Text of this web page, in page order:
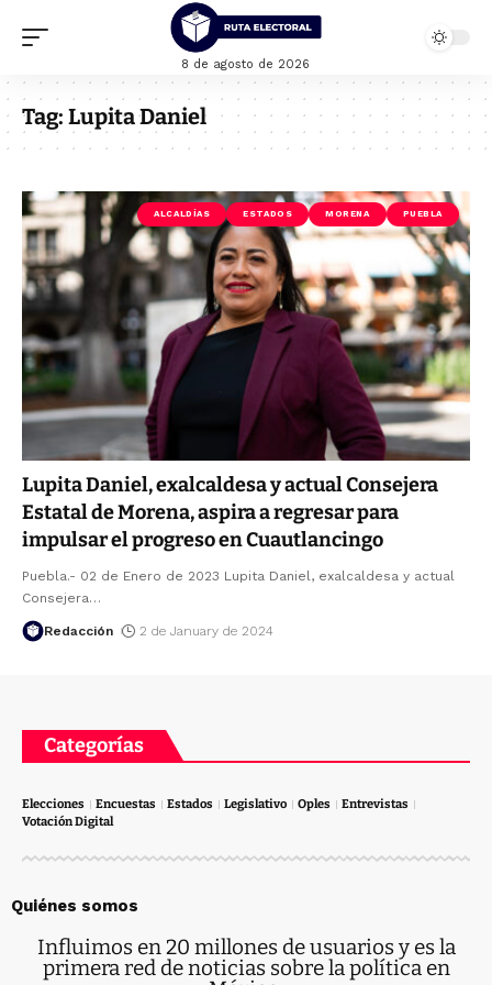
8 de agosto de 2026
Tag: Lupita Daniel
ALCALDÍAS ESTADOS MORENA PUEBLA
Lupita Daniel, exalcaldesa y actual Consejera
Estatal de Morena, aspira a regresar para
impulsar el progreso en Cuautlancingo
Puebla.- 02 de Enero de 2023 Lupita Daniel, exalcaldesa y actual
Consejera…
Redacción 2 de January de 2024
Categorías
Elecciones Encuestas Estados Legislativo Oples
Entrevistas
Votación Digital
Quiénes somos
Influimos en 20 millones de usuarios y es la
primera red de noticias sobre la política en